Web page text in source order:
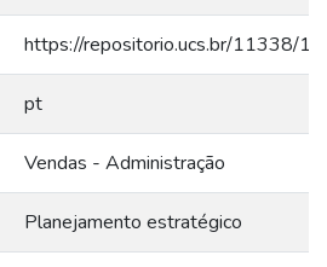
https://repositorio.ucs.br/11338/
pt
Vendas - Administração
Planejamento estratégico